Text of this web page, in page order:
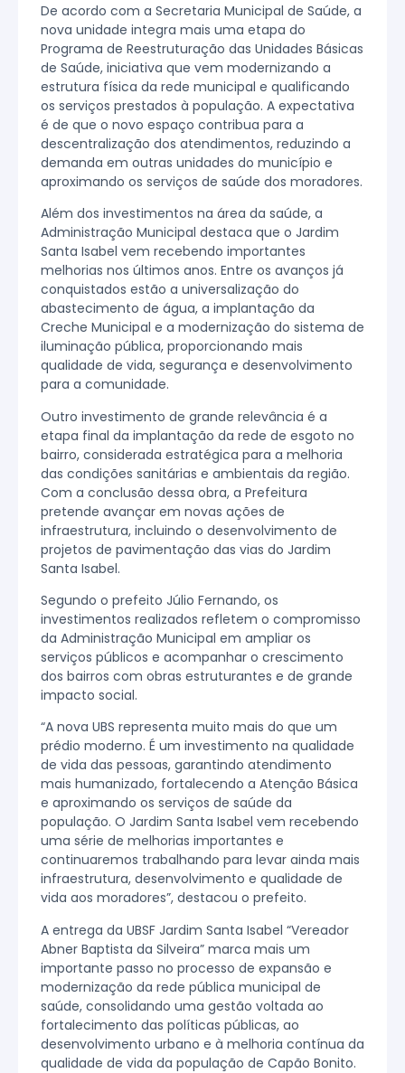
De acordo com a Secretaria Municipal de Saúde, a
nova unidade integra mais uma etapa do
Programa de Reestruturação das Unidades Básicas
de Saúde, iniciativa que vem modernizando a
estrutura física da rede municipal e qualificando
os serviços prestados à população. A expectativa
é de que o novo espaço contribua para a
descentralização dos atendimentos, reduzindo a
demanda em outras unidades do município e
aproximando os serviços de saúde dos moradores.
Além dos investimentos na área da saúde, a
Administração Municipal destaca que o Jardim
Santa Isabel vem recebendo importantes
melhorias nos últimos anos. Entre os avanços já
conquistados estão a universalização do
abastecimento de água, a implantação da
Creche Municipal e a modernização do sistema de
iluminação pública, proporcionando mais
qualidade de vida, segurança e desenvolvimento
para a comunidade.
Outro investimento de grande relevância é a
etapa final da implantação da rede de esgoto no
bairro, considerada estratégica para a melhoria
das condições sanitárias e ambientais da região.
Com a conclusão dessa obra, a Prefeitura
pretende avançar em novas ações de
infraestrutura, incluindo o desenvolvimento de
projetos de pavimentação das vias do Jardim
Santa Isabel.
Segundo o prefeito Júlio Fernando, os
investimentos realizados refletem o compromisso
da Administração Municipal em ampliar os
serviços públicos e acompanhar o crescimento
dos bairros com obras estruturantes e de grande
impacto social.
“A nova UBS representa muito mais do que um
prédio moderno. É um investimento na qualidade
de vida das pessoas, garantindo atendimento
mais humanizado, fortalecendo a Atenção Básica
e aproximando os serviços de saúde da
população. O Jardim Santa Isabel vem recebendo
uma série de melhorias importantes e
continuaremos trabalhando para levar ainda mais
infraestrutura, desenvolvimento e qualidade de
vida aos moradores”, destacou o prefeito.
A entrega da UBSF Jardim Santa Isabel “Vereador
Abner Baptista da Silveira” marca mais um
importante passo no processo de expansão e
modernização da rede pública municipal de
saúde, consolidando uma gestão voltada ao
fortalecimento das políticas públicas, ao
desenvolvimento urbano e à melhoria contínua da
qualidade de vida da população de Capão Bonito.